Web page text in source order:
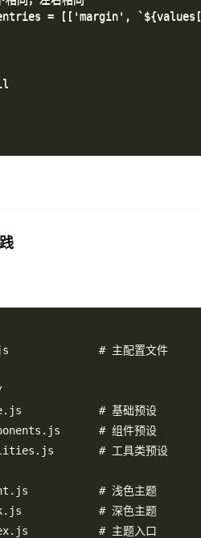
= [['margin',
# 主配置文件
# 基础预设
# 组件预设
# 工具类预设
# 浅色主题
# 深色主题
# 主题入口